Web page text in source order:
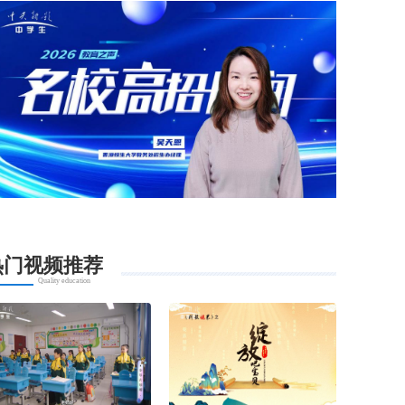
视频推荐
Quality education